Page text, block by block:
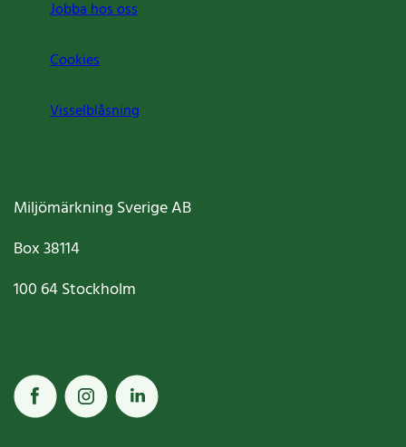
Jobba hos oss
Cookies
Visselblåsning
Miljömärkning Sverige AB
Box38114
100 64Stockholm